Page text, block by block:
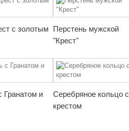
с золотым Перстень мужской
"Крест"
Гранатом и
Серебряное кольцо с
крестом